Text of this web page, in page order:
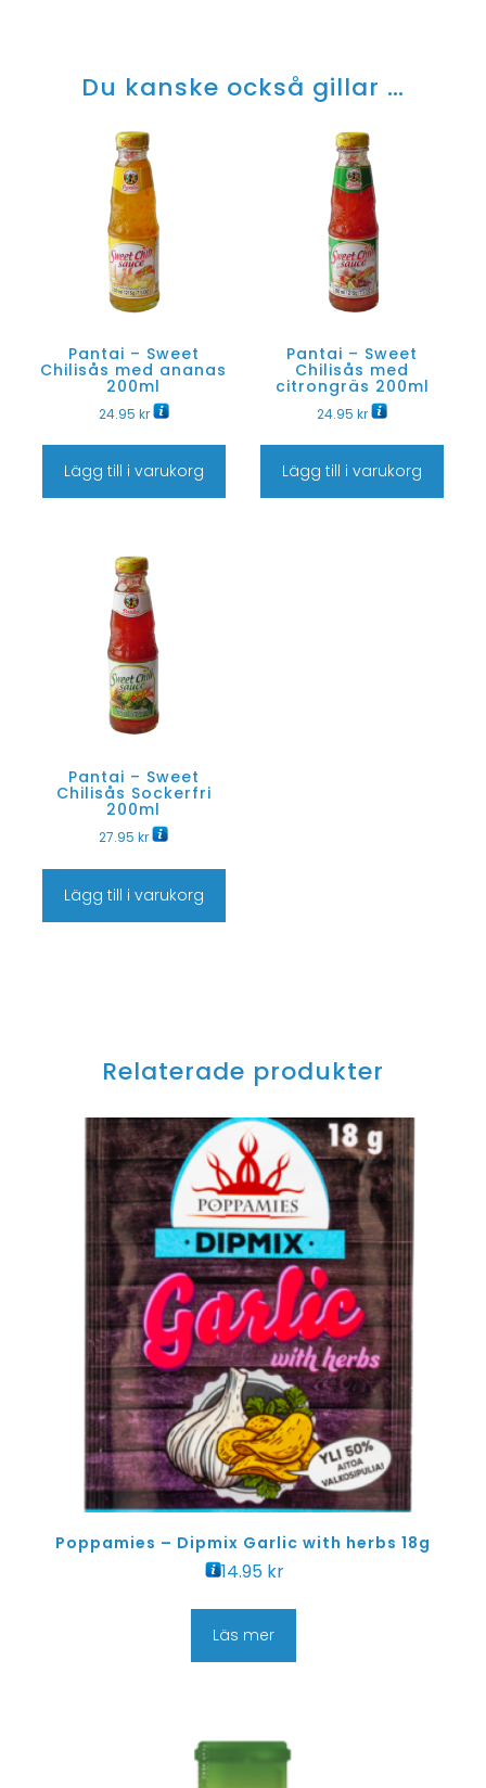
Du kanske också gillar …
Pantai – Sweet
Chilisås med ananas
200ml
24.95 kr
Lägg till i varukorg
Pantai – Sweet
Chilisås med
citrongräs 200ml
24.95kr
Lägg till i varukorg
Pantai – Sweet
Chilisås Sockerfri
200ml
27.95kr
Lägg till i varukorg
Relaterade produkter
Poppamies – Dipmix Garlic with herbs 18g
14.95 kr
Läs mer